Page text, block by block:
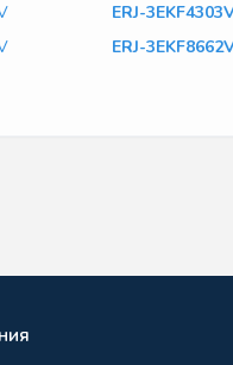
ERJ-
ERJ-